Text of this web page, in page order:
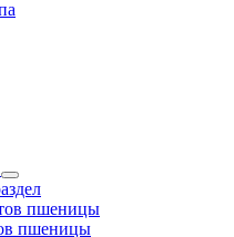
пшеницы
пшеницы